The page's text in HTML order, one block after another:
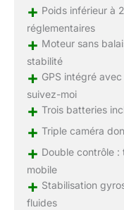
+ Poids inférieur à
réglementaires
+ Moteur sans
stabilité
+ GPS intégré
suivez-moi
+ Trois batteries
+ Triple caméra
+ Double contrôle
mobile
+ Stabilisation
fluides